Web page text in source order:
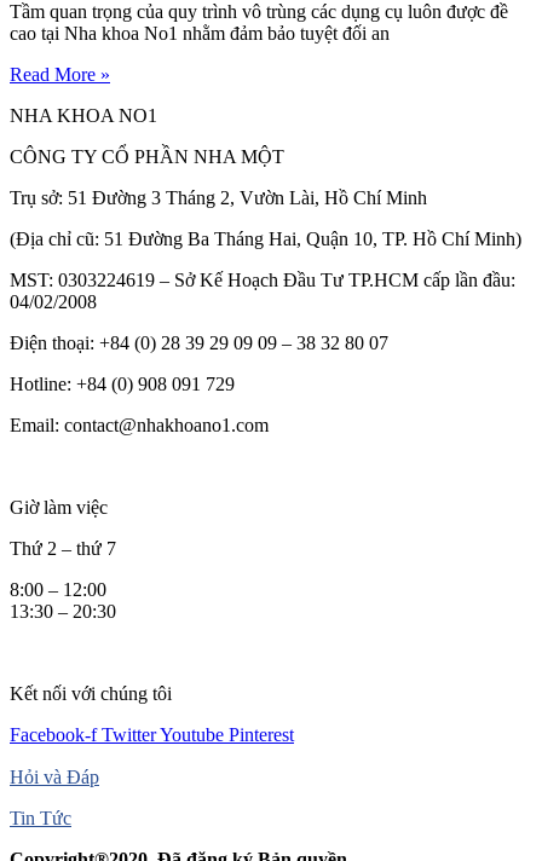
Tầm quan trọng của quy trình vô trùng các dụng cụ luôn được đề
cao tại Nha khoa No1 nhằm đảm bảo tuyệt đối an
Read More »
NHA KHOA NO1
CÔNG TY CỔ PHẦN NHA MỘT
Trụ sở: 51 Đường 3 Tháng 2, Vườn Lài, Hồ Chí Minh
(Địa chỉ cũ: 51 Đường Ba Tháng Hai, Quận 10, TP. Hồ Chí Minh)
MST: 0303224619 – Sở Kế Hoạch Đầu Tư TP.HCM cấp lần đầu:
04/02/2008
Điện thoại: +84 (0) 28 39 29 09 09 – 38 32 80 07
Hotline: +84 (0) 908 091 729
Email: contact@nhakhoano1.com
Giờ làm việc
Thứ 2 – thứ 7
8:00 – 12:00
13:30 – 20:30
Kết nối với chúng tôi
Facebook-f TwitterYoutube Pinterest
Hỏi và Đáp
Tin Tức